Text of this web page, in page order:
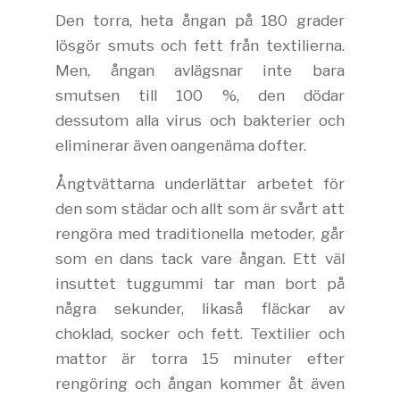
Den torra, heta ångan på 180 grader
lösgör smuts och fett från textilierna.
Men, ångan avlägsnar inte bara
smutsen till 100 %, den dödar
dessutom alla virus och bakterier och
eliminerar även oangenäma dofter.
Ångtvättarna underlättar arbetet för
den som städar och allt som är svårt att
rengöra med traditionella metoder, går
som en dans tack vare ångan. Ett väl
insuttet tuggummi tar man bort på
några sekunder, likaså fläckar av
choklad, socker och fett. Textilier och
mattor är torra 15 minuter efter
rengöring och ångan kommer åt även